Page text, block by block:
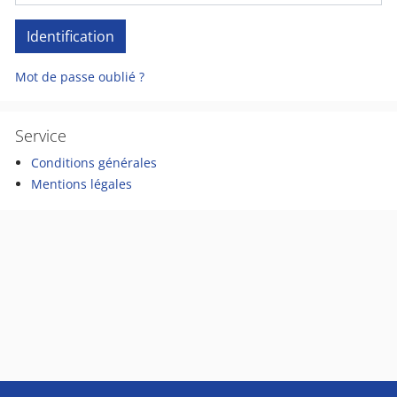
Mot de passe oublié ?
Service
Conditions générales
Mentions légales